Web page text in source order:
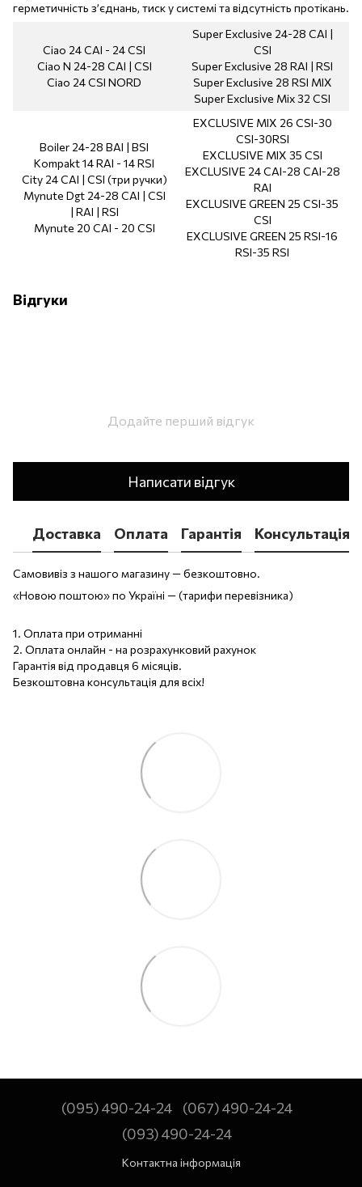
герметичність з’єднань, тиск у системі та відсутність протікань.
Ciao 24 CAI - 24 CSI
Ciao N 24-28 CAI | CSI
Ciao 24 CSI NORD
Super Exclusive 24-28 CAI |
CSI
Super Exclusive 28 RAI | RSI
Super Exclusive 28 RSI MIX
Super Exclusive Mix 32 CSI
Boiler 24-28 BAI | BSI
Kompakt 14 RAI - 14 RSI
City 24 CAI | CSI (три ручки)
Mynute Dgt 24-28 CAI | CSI
| RAI | RSI
Mynute 20 CAI - 20 CSI
EXCLUSIVE MIX 26 CSI-30
CSI-30RSI
EXCLUSIVE MIX 35 CSI
EXCLUSIVE 24 CAI-28 CAI-28
RAI
EXCLUSIVE GREEN 25 CSI-35
CSI
EXCLUSIVE GREEN 25 RSI-16
RSI-35 RSI
Відгуки
Додайте перший відгук
Написати відгук
Доставка Оплата Гарантія Консультація
Самовивіз з нашого магазину — безкоштовно.
«Новою поштою» по Україні — (тарифи перевізника)
1. Оплата при отриманні
2. Оплата онлайн - на розрахунковий рахунок
Гарантія від продавця 6 місяців.
Безкоштовна консультація для всіх!
(095) 490-24-24
(067) 490-24-24
(093) 490-24-24
Контактна інформація